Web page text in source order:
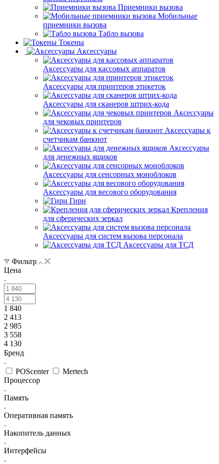
Приемники вызова
Мобильные
приемники вызова
Табло вызова
Токены
Аксессуары
Аксессуары для кассовых аппаратов
Аксессуары для принтеров этикеток
Аксессуары для сканеров штрих-кода
Аксессуары
для чековых принтеров
Аксессуары к
счетчикам банкнот
Аксессуары
для денежных ящиков
Аксессуары для сенсорных моноблоков
Аксессуары для весового оборудования
Гири
Крепления
для сферических зеркал
Аксессуары для систем вызова персонала
Аксессуары для ТСД
Фильтр
Цена
1 840
2 413
2 985
3 558
4 130
Бренд
POScenter
Mertech
Процессор
Память
Оперативная память
Накопитель данных
Интерфейсы